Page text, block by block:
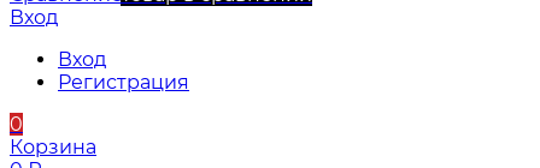
Вход
Вход
Регистрация
0
Корзина